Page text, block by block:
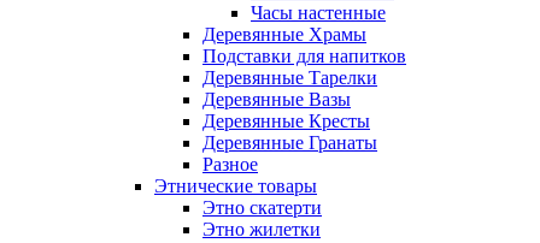
Часы настенные
Деревянные Храмы
Подставки для напитков
Деревянные Тарелки
Деревянные Вазы
Деревянные Кресты
Деревянные Гранаты
Разное
Этнические товары
Этно скатерти
Этно жилетки